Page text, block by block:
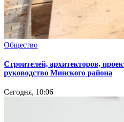
Общество
Cтроителей, архитекторов,
руководство Минского района
Сегодня, 10:06